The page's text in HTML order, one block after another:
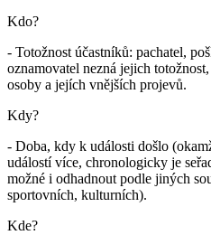
Kdo?
- Totožnost účastníků: pachatel,
oznamovatel nezná jejich
osoby a jejích vnějších projevů.
Kdy?
- Doba, kdy k události došlo
událostí více, chronologicky je
možné i odhadnout podle jiných
sportovních, kulturních).
Kde?